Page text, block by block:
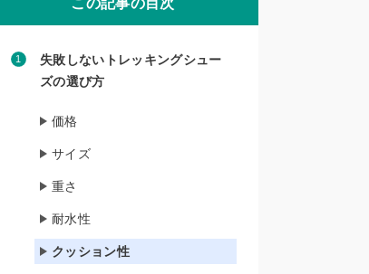
この記事の目次
失敗しないトレッキングシュー
ズの選び方
価格
サイズ
重さ
耐水性
クッション性